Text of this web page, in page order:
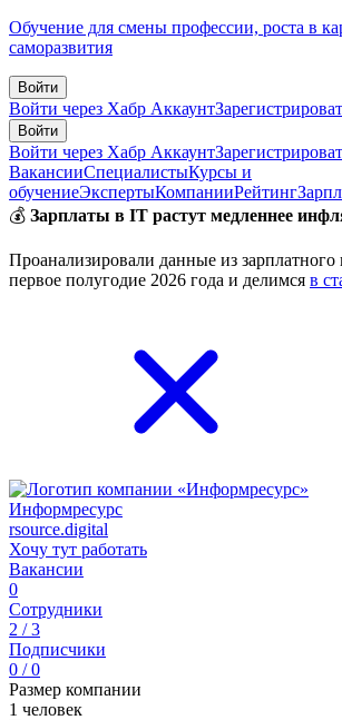
Обучение для смены профессии, роста в
саморазвития
Войти
Войти через Хабр Аккаунт
Войти
Войти через Хабр Аккаунт
ВакансииСпециалистыКурсы и
обучениеЭкспертыКомпанииРейтинг
💰 Зарплаты в IT растут медленнее
Проанализировали данные из зарплатного
первое полугодие 2026 года и делимся в
Информресурс
rsource.digital
Хочу тут работать
Вакансии
0
Сотрудники
2 / 3
Подписчики
0 / 0
Размер компании
1 человек